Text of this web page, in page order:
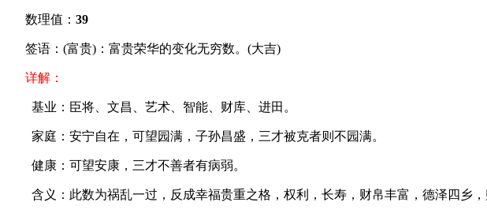
数理值： 39
签语：(富贵)：富贵荣华的变化无穷数。(大吉)
详解：
基业：臣将、文昌、艺术、智能、财库、进田。
家庭：安宁自在，可望园满，子孙昌盛，三才被克者则不园满。
健康：可望安康，三才不善者有病弱。
含义：此数为祸乱一过，反成幸福贵重之格，权利，长寿，财帛丰富，德泽四乡，